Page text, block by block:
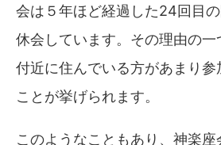
会は５年ほど経過した24回目
休会しています。その理由の一
付近に住んでいる方があまり参
ことが挙げられます。
このようなこともあり、神楽座